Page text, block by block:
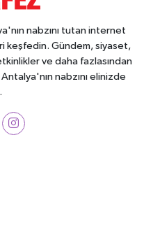
nabzını tutan internet
keşfedin. Gündem, siyaset,
ve daha fazlasından
nabzını elinizde